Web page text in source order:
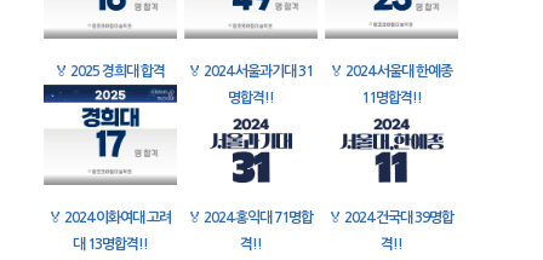
🏅 2025 경희대 합격 🏅 2024 서울과기대 31
명합격!!
🏅 2024 서울대 한예종
11명합격!!
🏅 2024 이화여대 고려
대 13명합격!!
🏅 2024 홍익대 71명합
격!!
🏅 2024 건국대 39명합
격!!